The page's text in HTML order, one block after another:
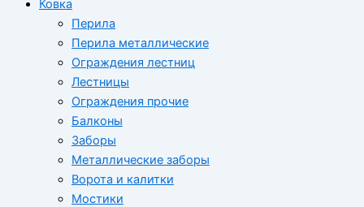
Ковка
Перила
Перила металлические
Ограждения лестниц
Лестницы
Ограждения прочие
Балконы
Заборы
Металлические заборы
Ворота и калитки
Мостики